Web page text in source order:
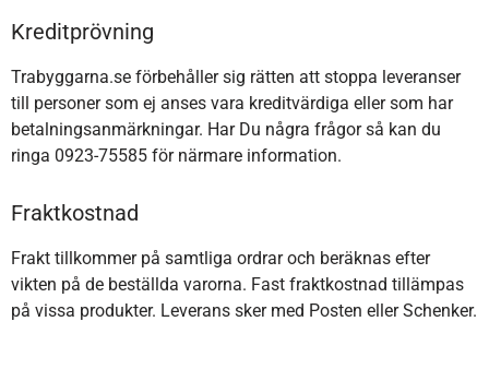
Kreditprövning
Trabyggarna.se förbehåller sig rätten att stoppa leveranser
till personer som ej anses vara kreditvärdiga eller som har
betalningsanmärkningar. Har Du några frågor så kan du
ringa 0923-75585 för närmare information.
Fraktkostnad
Frakt tillkommer på samtliga ordrar och beräknas efter
vikten på de beställda varorna. Fast fraktkostnad tillämpas
på vissa produkter. Leverans sker med Posten eller Schenker.